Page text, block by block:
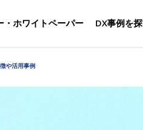
・ホワイトペーパー DX事例を
や活用事例